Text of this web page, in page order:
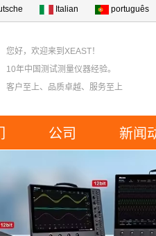
Italian português
您好，欢迎来到XEAST！
10年中国测试测量仪器经验。
客户至上、品质卓越、服务至上
公司 新闻